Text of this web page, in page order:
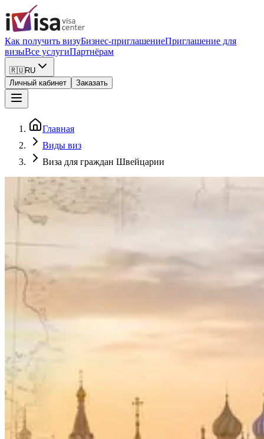
Как получить визуБизнес-приглашениеПриглашение для
визыВсе услугиПартнёрам
🇷🇺RU
Личный кабинет
Заказать
Главная
Виды виз
Виза для граждан Швейцарии